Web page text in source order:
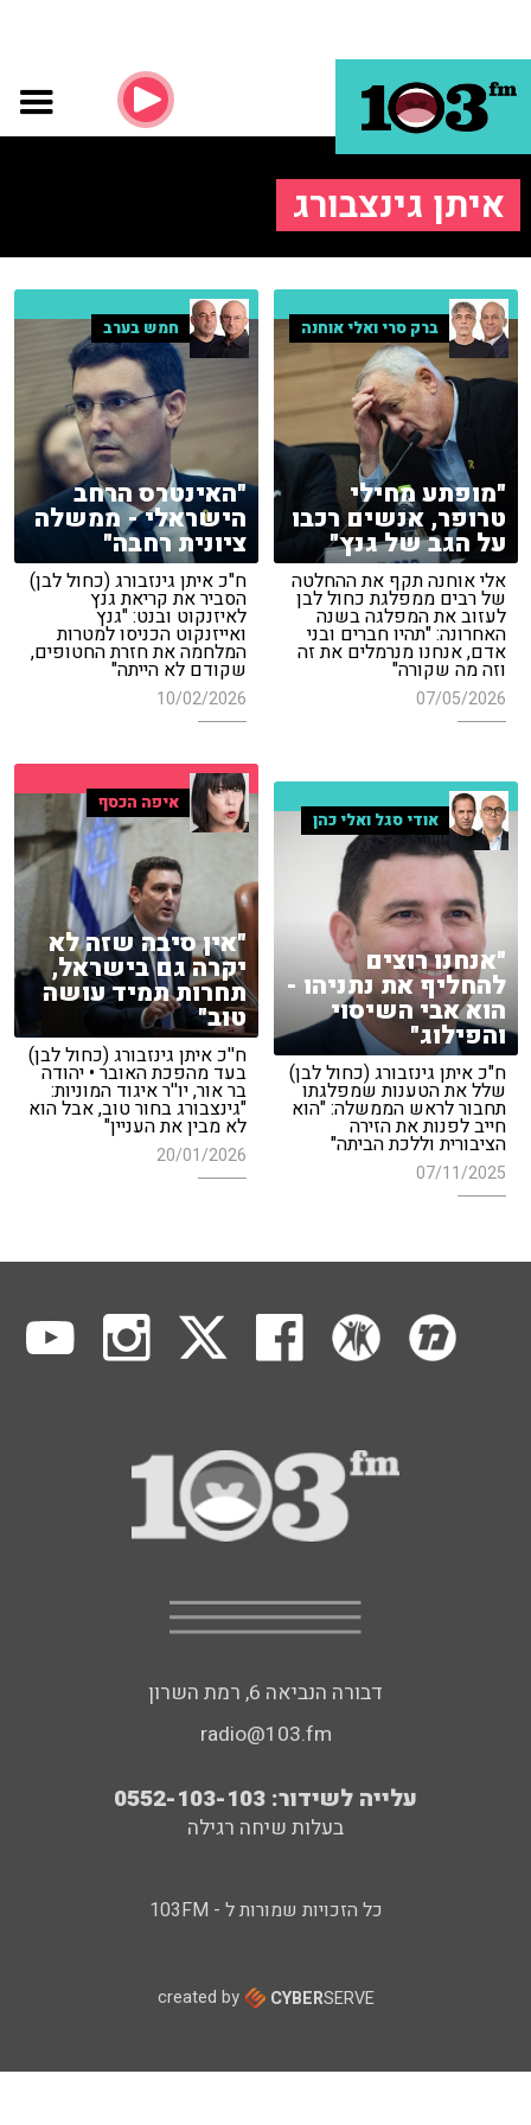
איתן גינצבורג
ברק סרי ואלי אוחנה
"מופתע מחילי
טרופר, אנשים רכבו
על הגב של גנץ"
אלי אוחנה תקף את ההחלטה
של רבים ממפלגת כחול לבן
לעזוב את המפלגה בשנה
האחרונה: "תהיו חברים ובני
אדם, אנחנו מנרמלים את זה
וזה מה שקורה"
07/05/2026
חמש בערב
"האינטרס הרחב
הישראלי - ממשלה
ציונית רחבה"
ח"כ איתן גינזבורג (כחול לבן)
הסביר את קריאת גנץ
לאיזנקוט ובנט: "גנץ
ואייזנקוט הכניסו למטרות
המלחמה את חזרת החטופים,
שקודם לא הייתה"
10/02/2026
איפה הכסף
"אין סיבה שזה לא
יקרה גם בישראל,
תחרות תמיד עושה
טוב"
ח''כ איתן גינזבורג (כחול לבן)
בעד מהפכת האובר • יהודה
בר אור, יו''ר איגוד המוניות:
"גינצבורג בחור טוב, אבל הוא
לא מבין את העניין"
20/01/2026
אודי סגל ואלי כהן
"אנחנו רוצים
להחליף את נתניהו -
הוא אבי השיסוי
והפילוג"
ח"כ איתן גינזבורג (כחול לבן)
שלל את הטענות שמפלגתו
תחבור לראש הממשלה: "הוא
חייב לפנות את הזירה
הציבורית וללכת הביתה"
07/11/2025
דבורה הנביאה 6, רמת השרון
radio@103.fm
עלייה לשידור: 0552-103-103
בעלות שיחה רגילה
כל הזכויות שמורות ל - 103FM
created by CYBERSERVE